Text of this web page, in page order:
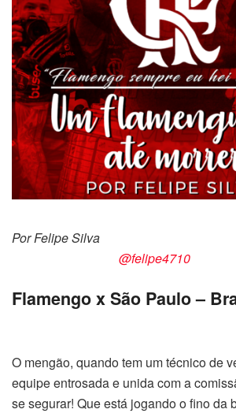
Por Felipe
@felipe4710
Flamengo x São Paulo –
O mengão, quando tem um técnico de
equipe entrosada e unida com a
se segurar! Que está jogando o fino da